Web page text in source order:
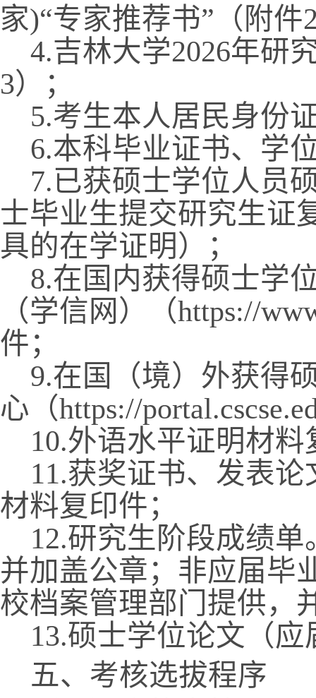
家)“专家推荐书”（附件
4.吉林大学2026年研
3）；
5.考生本人居民身份
6.本科毕业证书、学
7.已获硕士学位人员
士毕业生提交研究生证
具的在学证明）；
8.在国内获得硕士学
（学信网）（https://
件；
9.在国（境）外获得
心（https://
10.外语水平证明材料
11.获奖证书、发表
材料复印件；
12.研究生阶段成绩
并加盖公章；非应届毕
校档案管理部门提供，
13.硕士学位论文（
五、考核选拔程序